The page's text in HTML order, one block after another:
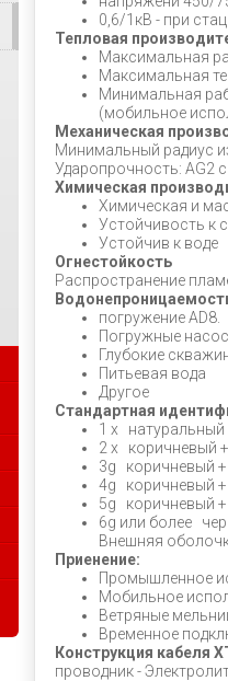
0,6/1кВ - при
Тепловая
Максимальная
Максимальная
Минимальная
(мобильное
Механическая
Минимальный радиус
Ударопрочность: AG2
Химическая
Химическая и
Устойчивость к
Устойчив к воде
Огнестойкость
Распространение
погружение AD8.
Погружные
Глубокие
Питьевая вода
Другое
Стандартная
1 х натуральный
2 х коричневый
3g коричневый
4g коричневый
5g коричневый
6g или более
Внешняя
Приенение:
Промышленное
Мобильное
Ветряные
Временное
Конструкция кабеля
проводник -